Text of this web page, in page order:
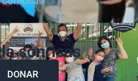
sonrisas
DONAR